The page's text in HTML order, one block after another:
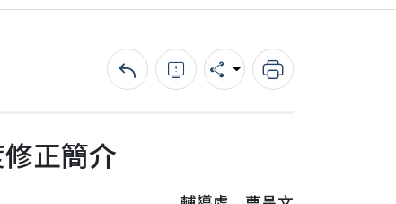
回上一頁錯誤回報分享 列印
正簡介